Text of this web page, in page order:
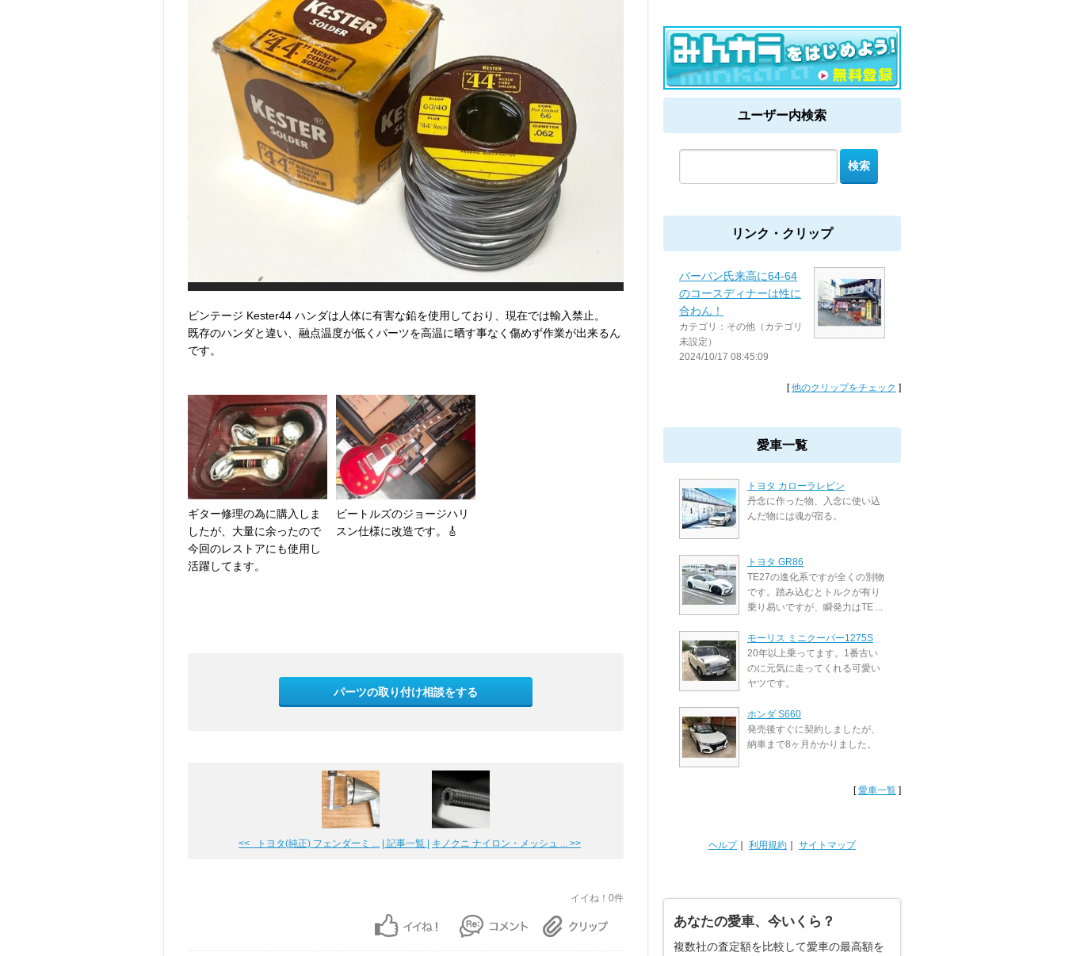
ビンテージ Kester44 ハンダは人体に有害な鉛を使用しており、現在では輸入禁止。
既存のハンダと違い、融点温度が低くパーツを高温に晒す事なく傷めず作業が出来るん
です。
ギター修理の為に購入しま
したが、大量に余ったので
今回のレストアにも使用し
活躍してます。
ビートルズのジョージハリ
スン仕様に改造です。🎸
パーツの取り付け相談をする
<< トヨタ(純正) フェンダーミ ... | 記事一覧 | キノクニ ナイロン・メッシュ ... >>
イイね！0件
ユーザー内検索
リンク・クリップ
バーバン氏来高に64-64
のコースディナーは性に
合わん！
カテゴリ：その他（カテゴリ
未設定）
2024/10/17 08:45:09
[他のクリップをチェック ]
愛車一覧
トヨタ カローラレビン
丹念に作った物、入念に使い込
んだ物には魂が宿る。
トヨタ GR86
TE27の進化系ですが全くの別物
です。踏み込むとトルクが有り
乗り易いですが、瞬発力はTE ...
モーリス ミニクーパー1275S
20年以上乗ってます。1番古い
のに元気に走ってくれる可愛い
ヤツです。
ホンダ S660
発売後すぐに契約しましたが、
納車まで8ヶ月かかりました。
[愛車一覧 ]
ヘルプ｜ 利用規約 サイトマップ
あなたの愛車、今いくら？
複数社の査定額を比較して愛車の最高額を